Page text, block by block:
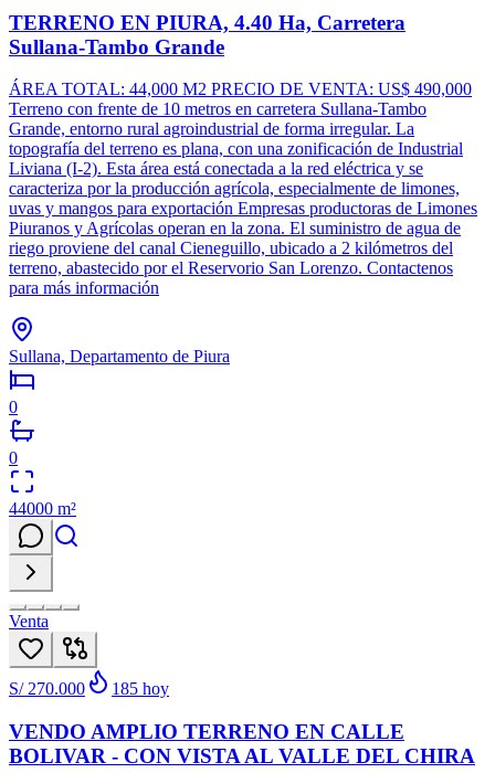
TERRENO EN PIURA, 4.40 Ha, Carretera
Sullana-Tambo Grande
ÁREA TOTAL: 44,000 M2 PRECIO DE VENTA: US$ 490,000
Terreno con frente de 10 metros en carretera Sullana-Tambo
Grande, entorno rural agroindustrial de forma irregular. La
topografía del terreno es plana, con una zonificación de Industrial
Liviana (I-2). Esta área está conectada a la red eléctrica y se
caracteriza por la producción agrícola, especialmente de limones,
uvas y mangos para exportación Empresas productoras de Limones
Piuranos y Agrícolas operan en la zona. El suministro de agua de
riego proviene del canal Cieneguillo, ubicado a 2 kilómetros del
terreno, abastecido por el Reservorio San Lorenzo. Contactenos
para más información
Sullana, Departamento de Piura
0
0
44000 m²
Venta
S/ 270.000 185 hoy
VENDO AMPLIO TERRENO EN CALLE
BOLIVAR - CON VISTA AL VALLE DEL CHIRA